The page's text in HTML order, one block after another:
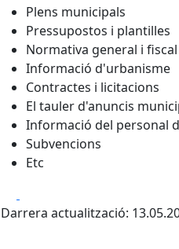
Plens municipals
Pressupostos i plantilles
Normativa general i fiscal
Informació d'urbanisme
Contractes i licitacions
El tauler d'anuncis
Informació del personal
Subvencions
Etc
Darrera actualització: